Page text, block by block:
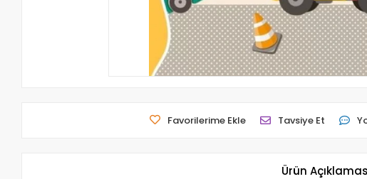
Favorilerime Ekle Tavsiye Et
Ürün